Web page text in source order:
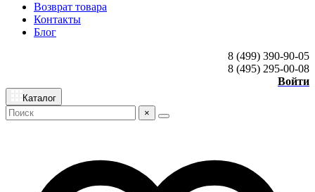
Возврат товара
Контакты
Блог
8 (499) 390-90-05
8 (495) 295-00-08
Войти
Каталог
×